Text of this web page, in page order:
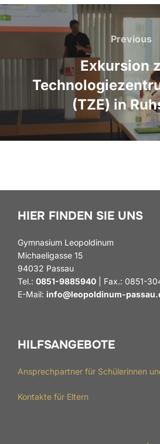
Beitragsnavigation
Previous
Exkursion
(TZE) in
HIER FINDEN SIE UNS
Gymnasium Leopoldinum
Michaeligasse 15
94032 Passau
Tel.: 0851-9885940 | Fax.: 0851-
E-Mail: info@leopoldinum-
HILFSANGEBOTE
Ansprechpartner für Schülerinnen
Kontakte für Eltern